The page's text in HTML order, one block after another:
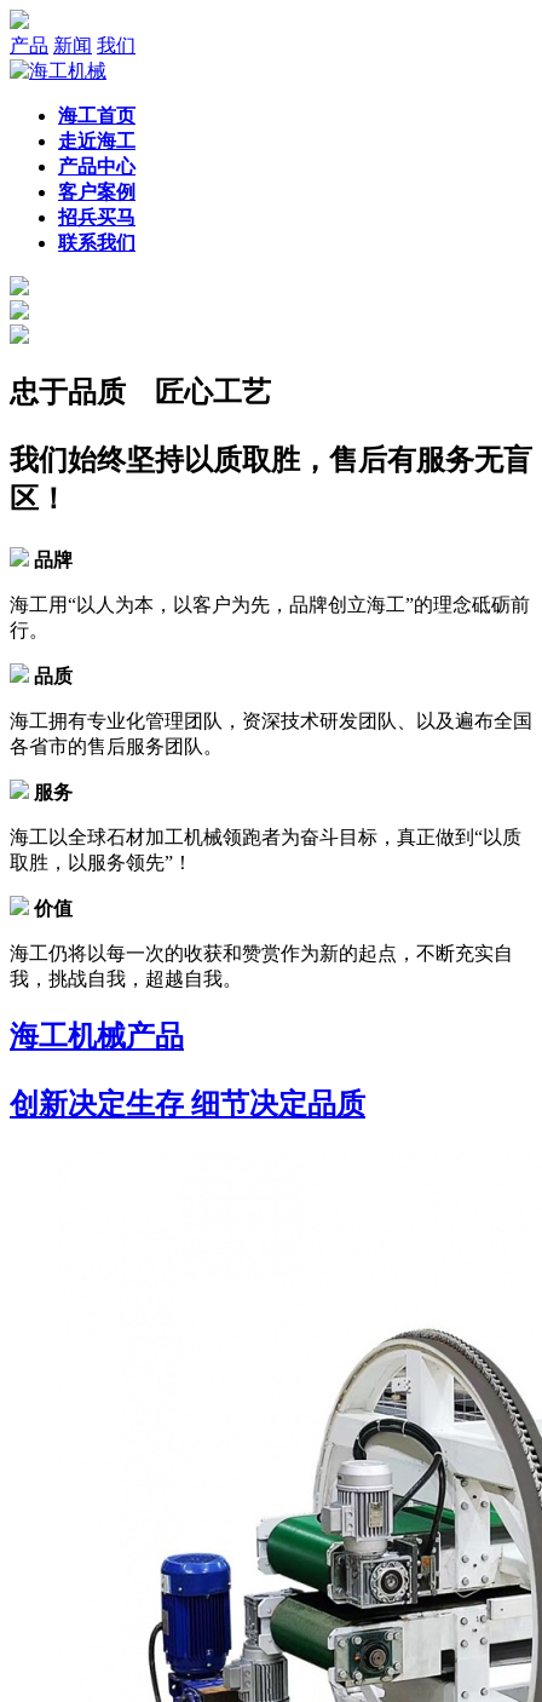
产品 新闻 我们
海工首页
走近海工
产品中心
客户案例
招兵买马
联系我们
忠于品质 匠心工艺
我们始终坚持以质取胜，售后有服务无盲
区！
品牌
海工用“以人为本，以客户为先，品牌创立海工”的理念砥砺前
行。
品质
海工拥有专业化管理团队，资深技术研发团队、以及遍布全国
各省市的售后服务团队。
服务
海工以全球石材加工机械领跑者为奋斗目标，真正做到“以质
取胜，以服务领先”！
价值
海工仍将以每一次的收获和赞赏作为新的起点，不断充实自
我，挑战自我，超越自我。
海工机械产品
创新决定生存 细节决定品质